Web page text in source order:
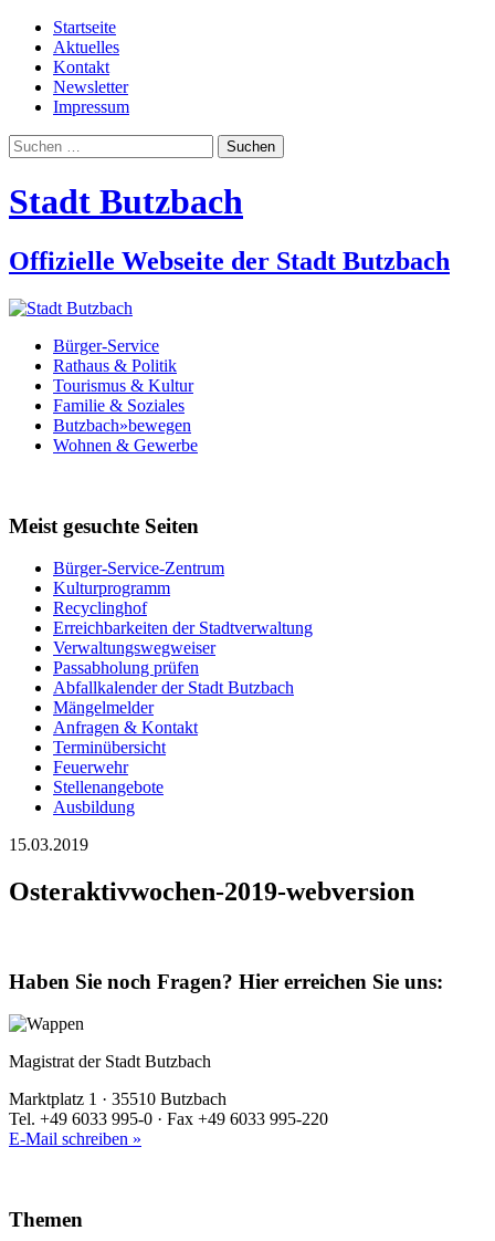
Startseite
Aktuelles
Kontakt
Newsletter
Impressum
Suchen
nach:
Stadt Butzbach
Offizielle Webseite der Stadt Butzbach
Bürger-Service
Rathaus & Politik
Tourismus & Kultur
Familie & Soziales
Butzbach»bewegen
Wohnen & Gewerbe
Meist gesuchte Seiten
Bürger-Service-Zentrum
Kulturprogramm
Recyclinghof
Erreichbarkeiten der Stadtverwaltung
Verwaltungswegweiser
Passabholung prüfen
Abfallkalender der Stadt Butzbach
Mängelmelder
Anfragen & Kontakt
Terminübersicht
Feuerwehr
Stellenangebote
Ausbildung
15.03.2019
Osteraktivwochen-2019-webversion
Haben Sie noch Fragen? Hier erreichen Sie uns:
Magistrat der Stadt Butzbach
Marktplatz 1 · 35510 Butzbach
Tel. +49 6033 995-0 · Fax +49 6033 995-220
E-Mail schreiben »
Themen